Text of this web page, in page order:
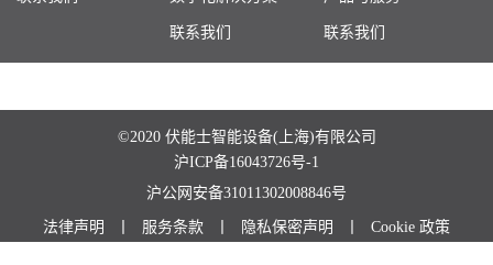
联系我们 联系我们
©2020 伏能士智能设备(上海)有限公司
沪ICP备16043726号-1
沪公网安备31011302008846号
法律声明 服务条款 隐私保密声明 Cookie 政策